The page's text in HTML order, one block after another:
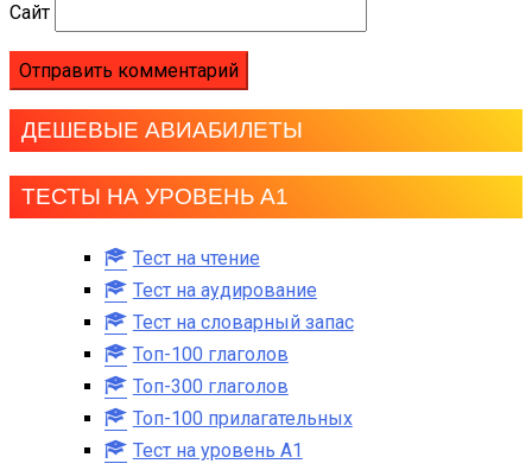
Сайт
ДЕШЕВЫЕ АВИАБИЛЕТЫ
ТЕСТЫ НА УРОВЕНЬ А1
Тест на чтение
Тест на аудирование
Тест на словарный запас
Топ-100 глаголов
Топ-300 глаголов
Топ-100 прилагательных
Тест на уровень A1